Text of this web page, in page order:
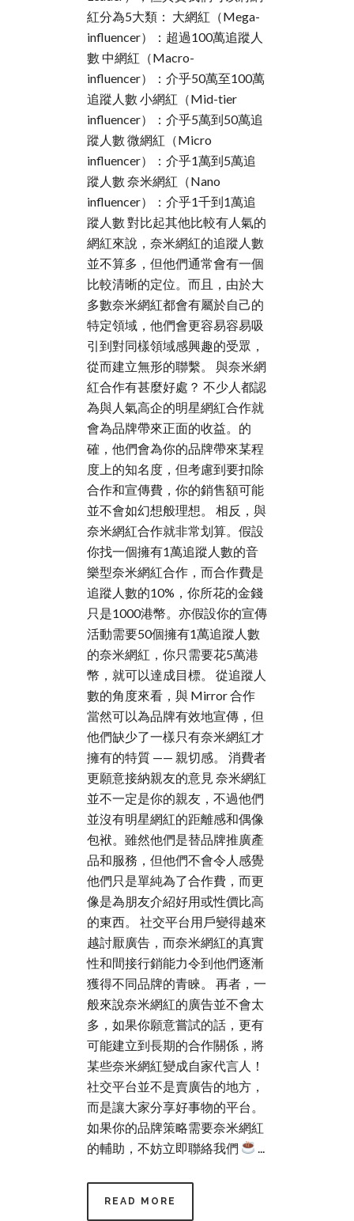
紅分為5大類： 大網紅（Mega-
influencer）：超過100萬追蹤人
數 中網紅（Macro-
influencer）：介乎50萬至100萬
追蹤人數 小網紅（Mid-tier
influencer）：介乎5萬到50萬追
蹤人數 微網紅（Micro
influencer）：介乎1萬到5萬追
蹤人數 奈米網紅（Nano
influencer）：介乎1千到1萬追
蹤人數 對比起其他比較有人氣的
網紅來說，奈米網紅的追蹤人數
並不算多，但他們通常會有一個
比較清晰的定位。而且，由於大
多數奈米網紅都會有屬於自己的
特定領域，他們會更容易容易吸
引到對同樣領域感興趣的受眾，
從而建立無形的聯繫。 與奈米網
紅合作有甚麼好處？ 不少人都認
為與人氣高企的明星網紅合作就
會為品牌帶來正面的收益。的
確，他們會為你的品牌帶來某程
度上的知名度，但考慮到要扣除
合作和宣傳費，你的銷售額可能
並不會如幻想般理想。 相反，與
奈米網紅合作就非常划算。假設
你找一個擁有1萬追蹤人數的音
樂型奈米網紅合作，而合作費是
追蹤人數的10%，你所花的金錢
只是1000港幣。亦假設你的宣傳
活動需要50個擁有1萬追蹤人數
的奈米網紅，你只需要花5萬港
幣，就可以達成目標。 從追蹤人
數的角度來看，與 Mirror 合作
當然可以為品牌有效地宣傳，但
他們缺少了一樣只有奈米網紅才
擁有的特質 —— 親切感。 消費者
更願意接納親友的意見 奈米網紅
並不一定是你的親友，不過他們
並沒有明星網紅的距離感和偶像
包袱。雖然他們是替品牌推廣產
品和服務，但他們不會令人感覺
他們只是單純為了合作費，而更
像是為朋友介紹好用或性價比高
的東西。 社交平台用戶變得越來
越討厭廣告，而奈米網紅的真實
性和間接行銷能力令到他們逐漸
獲得不同品牌的青睞。 再者，一
般來說奈米網紅的廣告並不會太
多，如果你願意嘗試的話，更有
可能建立到長期的合作關係，將
某些奈米網紅變成自家代言人！
社交平台並不是賣廣告的地方，
而是讓大家分享好事物的平台。
如果你的品牌策略需要奈米網紅
的輔助，不妨立即聯絡我們
READ MORE